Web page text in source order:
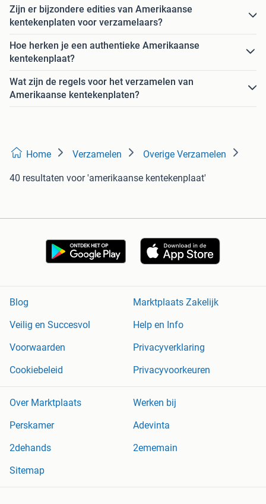
Zijn er bijzondere edities van Amerikaanse
kentekenplaten voor verzamelaars?
Hoe herken je een authentieke Amerikaanse
kentekenplaat?
Wat zijn de regels voor het verzamelen van
Amerikaanse kentekenplaten?
Home Verzamelen Overige Verzamelen
40 resultaten voor 'amerikaanse kentekenplaat'
Blog
Marktplaats Zakelijk
Veilig en Succesvol
Help en Info
Voorwaarden
Privacyverklaring
Cookiebeleid
Privacyvoorkeuren
Over Marktplaats
Werken bij
Perskamer
Adevinta
2dehands
2ememain
Sitemap